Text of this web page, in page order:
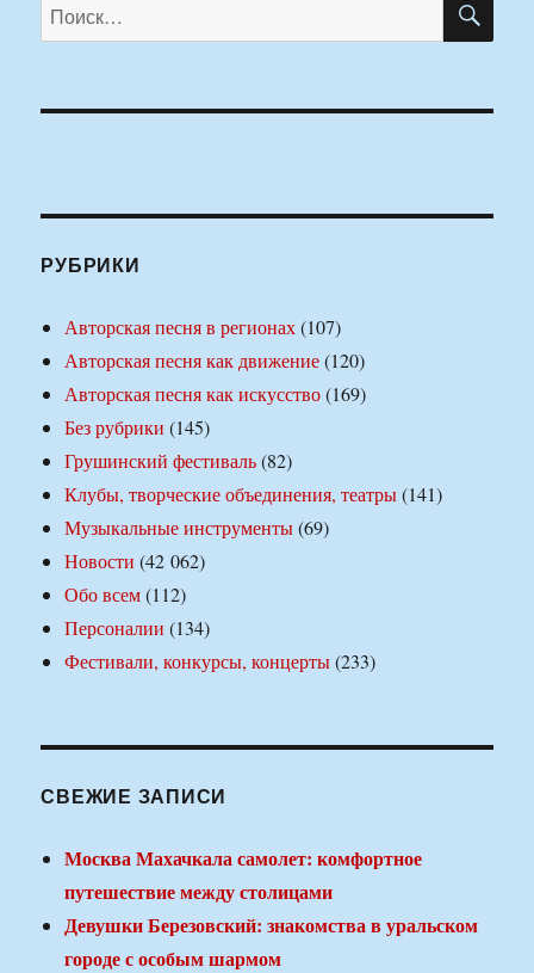
РУБРИКИ
Авторская песня в регионах(107)
Авторская песня как движение(120)
Авторская песня как искусство(169)
Без рубрики (145)
Грушинский фестиваль(82)
Клубы, творческие объединения, театры(141)
Музыкальные инструменты(69)
Новости (42 062)
Обо всем(112)
Персоналии (134)
Фестивали, конкурсы, концерты(233)
СВЕЖИЕ ЗАПИСИ
Москва Махачкала самолет: комфортное
путешествие между столицами
Девушки Березовский: знакомства в уральском
городе с особым шармом